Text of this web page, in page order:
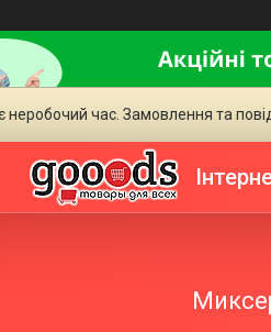
неробочий час. Замовлення та